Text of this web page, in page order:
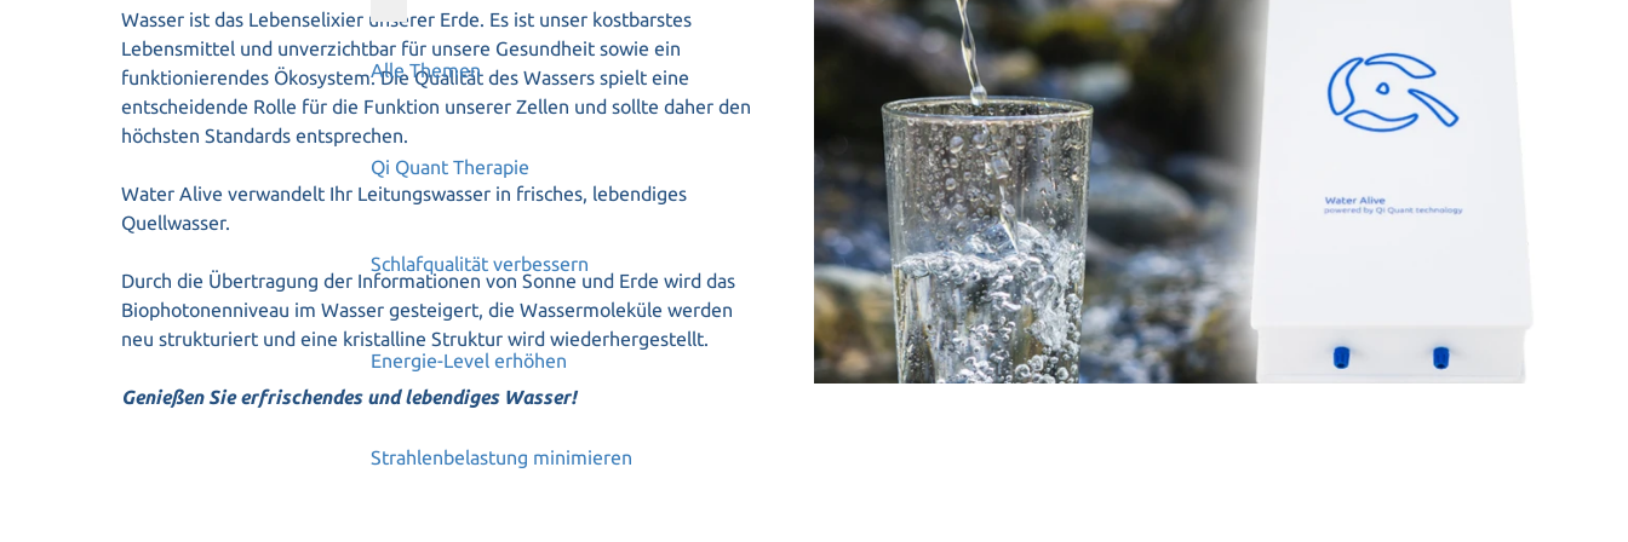
Alle Themen
Qi Quant Therapie
Schlafqualität verbessern
Energie-Level erhöhen
Strahlenbelastung minimieren
Wasser ist das Lebenselixier unserer Erde. Es ist unser kostbarstes
Lebensmittel und unverzichtbar für unsere Gesundheit sowie ein
funktionierendes Ökosystem. Die Qualität des Wassers spielt eine
entscheidende Rolle für die Funktion unserer Zellen und sollte daher den
höchsten Standards entsprechen.
Water Alive verwandelt Ihr Leitungswasser in frisches, lebendiges
Quellwasser.
Durch die Übertragung der Informationen von Sonne und Erde wird das
Biophotonenniveau im Wasser gesteigert, die Wassermoleküle werden
neu strukturiert und eine kristalline Struktur wird wiederhergestellt.
Genießen Sie erfrischendes und lebendiges Wasser!